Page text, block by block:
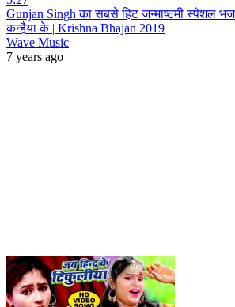
Gunjan Singh का सबसे हिट जन्माष्टमी स्पेशल
कन्हैया के | Krishna Bhajan 2019
Wave Music
7 years ago